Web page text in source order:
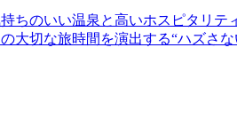
のいい温泉と高いホスピタリ
切な旅時間を演出する“ハズさ